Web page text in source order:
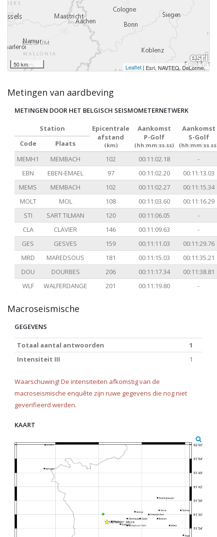
50 km Leaflet | Esri, NAVTEQ, DeLorme,
Metingen van aardbeving
METINGEN DOOR HET BELGISCH SEISMOMETERNETWERK
Station
Epicentrale
afstand
(km)
Aankomst
P-Golf
(hh:mm:ss.ss)
Aankomst
S-Golf
Code
Plaats
MEMH1
MEMBACH 102 00:11:02.18
-
EBN
EBEN-EMAEL 97 00:11:02.20
00:11:13.03
MEMS
MEMBACH 102 00:11:02.27
00:11:15.34
MOLT
MOL 108 00:11:03.60
00:11:16.29
STI
SART TILMAN 120 00:11:06.05
-
CLA
CLAVIER 146 00:11:09.63
-
GES
GESVES 159 00:11:11.03
00:11:29.76
MRD
MAREDSOUS 181 00:11:15.03
00:11:35.21
DOU
DOURBES 206 00:11:17.34
00:11:38.81
WLF
WALFERDANGE 201 00:11:19.80 -
Macroseismische
GEGEVENS
Totaal aantal antwoorden
1
Intensiteit III
1
Waarschuwing! De intensiteiten afkomstig van de
macroseismische enquête zijn ruwe gegevens die nog niet
geverifieerd werden.
KAART